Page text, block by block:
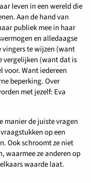
leven in een wereld die
Aan de hand van
publiek mee in haar
en alledaagse
te wijzen (want
vergelijken (want dat is
voor. Want iedereen
beperking. Over
met jezelf: Eva
manier de juiste vragen
op een
Ook schroomt ze niet
waarmee ze anderen op
waarde laat.